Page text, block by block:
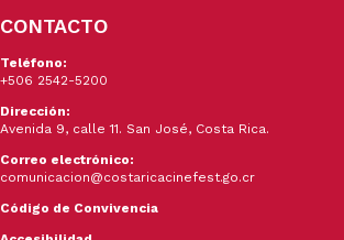
CONTACTO
Teléfono:
+506 2542-5200
Dirección:
Avenida 9, calle 11. San José, Costa Rica.
Correo electrónico:
comunicacion@costaricacinefest.go.cr
Código de Convivencia